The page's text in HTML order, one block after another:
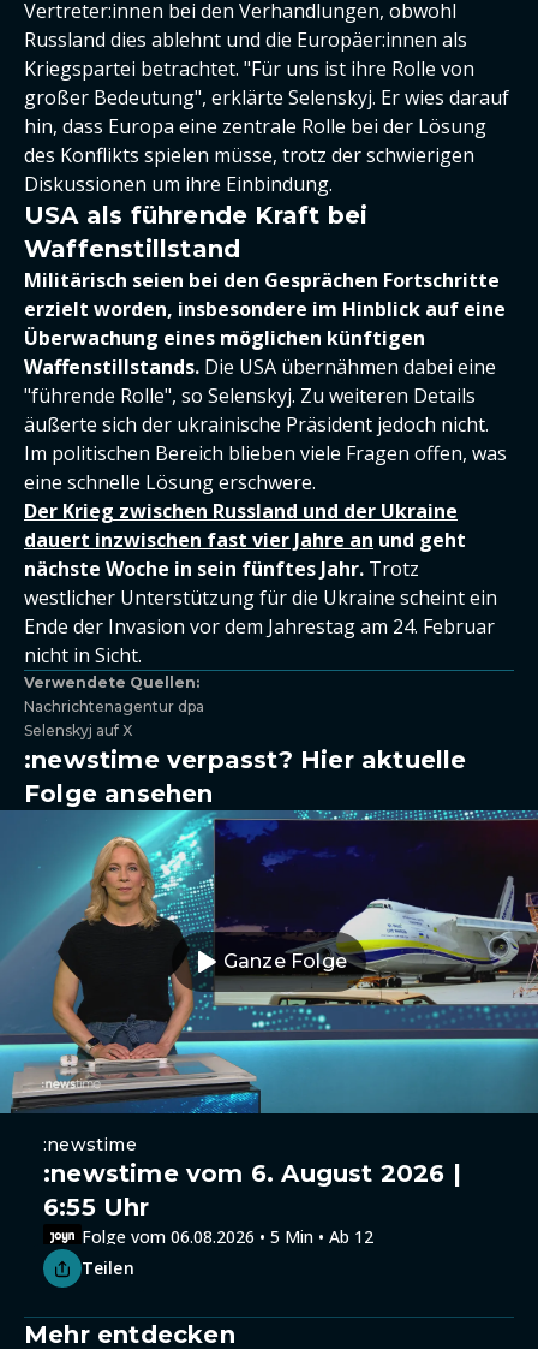
Vertreter:innen bei den Verhandlungen, obwohl
Russland dies ablehnt und die Europäer:innen als
Kriegspartei betrachtet. "Für uns ist ihre Rolle von
großer Bedeutung", erklärte Selenskyj. Er wies darauf
hin, dass Europa eine zentrale Rolle bei der Lösung
des Konflikts spielen müsse, trotz der schwierigen
Diskussionen um ihre Einbindung.
USA als führende Kraft bei
Waffenstillstand
Militärisch seien bei den Gesprächen Fortschritte
erzielt worden, insbesondere im Hinblick auf eine
Überwachung eines möglichen künftigen
Waffenstillstands. Die USA übernähmen dabei eine
"führende Rolle", so Selenskyj. Zu weiteren Details
äußerte sich der ukrainische Präsident jedoch nicht.
Im politischen Bereich blieben viele Fragen offen, was
eine schnelle Lösung erschwere.
Der Krieg zwischen Russland und der Ukraine
dauert inzwischen fast vier Jahre an und geht
nächste Woche in sein fünftes Jahr. Trotz
westlicher Unterstützung für die Ukraine scheint ein
Ende der Invasion vor dem Jahrestag am 24. Februar
nicht in Sicht.
Verwendete Quellen:
Nachrichtenagentur dpa
Selenskyj auf X
:newstime verpasst? Hier aktuelle
Folge ansehen
Ganze Folge
:newstime
:newstime vom 6. August 2026 |
6:55 Uhr
Folge vom 06.08.2026 • 5 Min • Ab 12
Teilen
Mehr entdecken